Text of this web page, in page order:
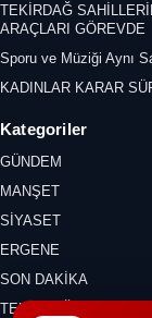
TEKİRDAĞ
ARAÇLARI GÖREVDE
Sporu ve Müziği Aynı
KADINLAR KARAR
Kategoriler
GÜNDEM
MANŞET
SİYASET
ERGENE
SON DAKİKA
TEKİRDAĞ